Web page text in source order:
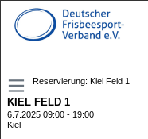
Reservierung: Kiel Feld 1
KIEL FELD 1
6.7.2025 09:00 - 19:00
Kiel